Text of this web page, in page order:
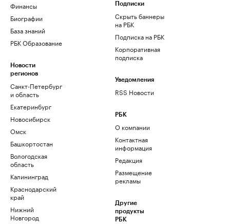
Финансы
Биографии
База знаний
РБК Образование
Новости
регионов
Санкт-Петербург
и область
Екатеринбург
Новосибирск
Омск
Башкортостан
Вологодская
область
Калининград
Краснодарский
край
Нижний
Новгород
Подписки
Скрыть баннеры
на РБК
Подписка на РБК
Корпоративная
подписка
Уведомления
RSS Новости
РБК
О компании
Контактная
информация
Редакция
Размещение
рекламы
Другие
продукты
РБК